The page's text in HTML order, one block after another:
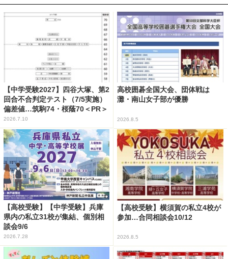
【中学受験2027】四谷大塚、第2
回合不合判定テスト（7/5実施）
偏差値…筑駒74・桜蔭70＜PR＞
2026.7.10
高校囲碁全国大会、団体戦は
灘・南山女子部が優勝
2026.8.5
【高校受験】【中学受験】兵庫
県内の私立31校が集結、個別相
談会9/6
2026.7.28
【高校受験】横須賀の私立4校が
参加…合同相談会10/12
2026.8.5